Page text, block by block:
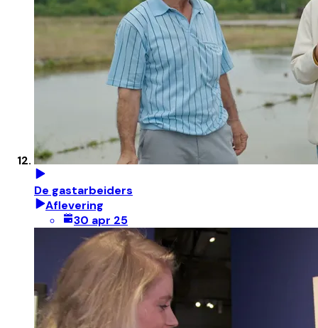
De gastarbeiders
Aflevering
30 apr 25